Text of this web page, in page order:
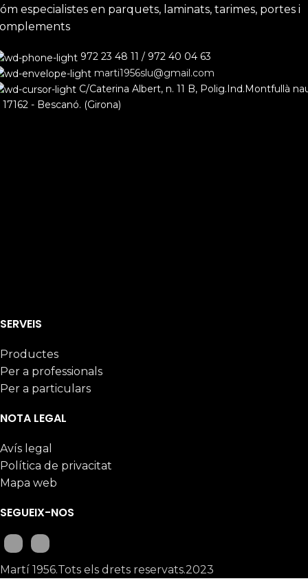
especialistes en parquets, laminats, tarimes, portes i
972 23 48 11 / 972 40 04 63
marti1956slu@gmail.com
C/Caterina Albert, n. 11 B, Polig.Ind.Montfullà
- Bescanó. (Girona)
SERVEIS
Productes
Per a professionals
Per a particulars
NOTA LEGAL
Avís legal
Política de privacitat
Mapa web
SEGUEIX-NOS
Martí 1956.Tots els drets reservats.2023